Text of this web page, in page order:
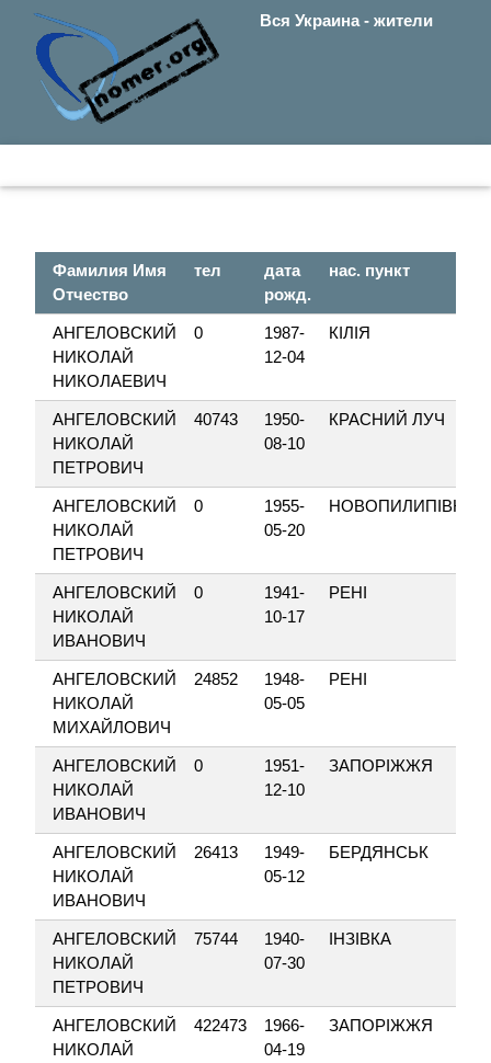
Вся Украина - жители
Фамилия Имя
Отчество
тел
дата
рожд.
нас. пункт
АНГЕЛОВСКИЙ
НИКОЛАЙ
НИКОЛАЕВИЧ
0
1987-
12-04
КІЛІЯ
АНГЕЛОВСКИЙ
НИКОЛАЙ
ПЕТРОВИЧ
40743
1950-
08-10
КРАСНИЙ ЛУЧ
АНГЕЛОВСКИЙ
НИКОЛАЙ
ПЕТРОВИЧ
0
1955-
05-20
НОВОПИЛИПІВКА
АНГЕЛОВСКИЙ
НИКОЛАЙ
ИВАНОВИЧ
0
1941-
10-17
РЕНІ
АНГЕЛОВСКИЙ
НИКОЛАЙ
МИХАЙЛОВИЧ
24852
1948-
05-05
РЕНІ
АНГЕЛОВСКИЙ
НИКОЛАЙ
ИВАНОВИЧ
0
1951-
12-10
ЗАПОРІЖЖЯ
АНГЕЛОВСКИЙ
НИКОЛАЙ
ИВАНОВИЧ
26413
1949-
05-12
БЕРДЯНСЬК
АНГЕЛОВСКИЙ
НИКОЛАЙ
ПЕТРОВИЧ
75744
1940-
07-30
ІНЗІВКА
АНГЕЛОВСКИЙ
НИКОЛАЙ
422473
1966-
04-19
ЗАПОРІЖЖЯ